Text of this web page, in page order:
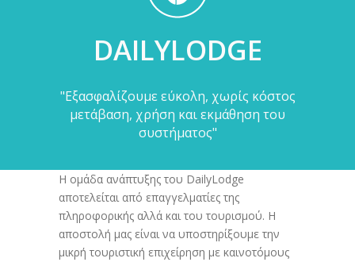
DAILYLODGE
"Εξασφαλίζουμε εύκολη, χωρίς κόστος
μετάβαση, χρήση και εκμάθηση του
συστήματος"
Η ομάδα ανάπτυξης του DailyLodge
αποτελείται από επαγγελματίες της
πληροφορικής αλλά και του τουρισμού. Η
αποστολή μας είναι να υποστηρίξουμε την
μικρή τουριστική επιχείρηση με καινοτόμους